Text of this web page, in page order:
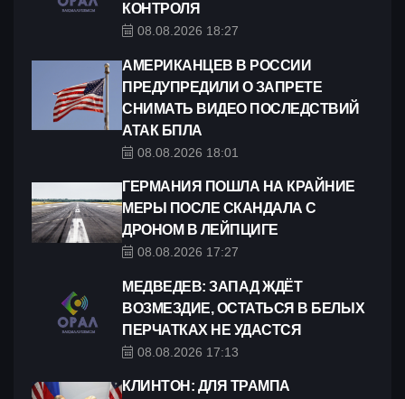
КОНТРОЛЯ
08.08.2026 18:27
АМЕРИКАНЦЕВ В РОССИИ
ПРЕДУПРЕДИЛИ О ЗАПРЕТЕ
СНИМАТЬ ВИДЕО ПОСЛЕДСТВИЙ
АТАК БПЛА
08.08.2026 18:01
ГЕРМАНИЯ ПОШЛА НА КРАЙНИЕ
МЕРЫ ПОСЛЕ СКАНДАЛА С
ДРОНОМ В ЛЕЙПЦИГЕ
08.08.2026 17:27
МЕДВЕДЕВ: ЗАПАД ЖДЁТ
ВОЗМЕЗДИЕ, ОСТАТЬСЯ В БЕЛЫХ
ПЕРЧАТКАХ НЕ УДАСТСЯ
08.08.2026 17:13
КЛИНТОН: ДЛЯ ТРАМПА